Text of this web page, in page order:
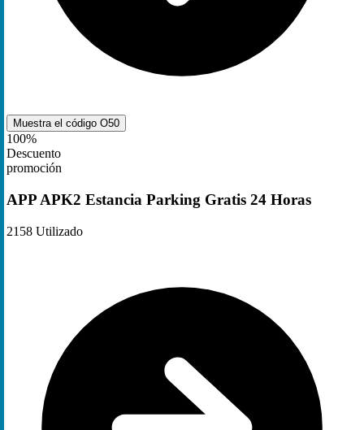
Muestra el código O50
100%
Descuento
promoción
APP APK2 Estancia Parking Gratis 24 Horas
2158 Utilizado